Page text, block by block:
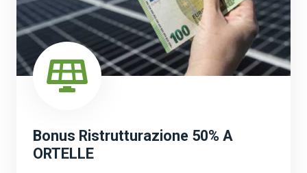
Bonus Ristrutturazione 50% A
ORTELLE